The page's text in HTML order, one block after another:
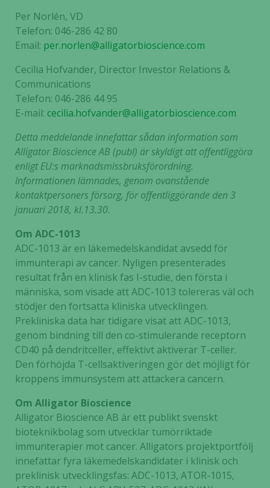
Per Norlén, VD
Telefon: 046-286 42 80
Email: per.norlen@alligatorbioscience.com
Cecilia Hofvander, Director Investor Relations &
Communications
Telefon: 046-286 44 95
E-mail: cecilia.hofvander@alligatorbioscience.com
Detta meddelande innefattar sådan information som
Alligator Bioscience AB (publ) är skyldigt att offentliggöra
enligt EU:s marknadsmissbruksförordning.
Informationen lämnades, genom ovanstående
kontaktpersoners försorg, för offentliggörande den 3
januari 2018, kl.13.30.
Om ADC-1013
ADC-1013 är en läkemedelskandidat avsedd för
immunterapi av cancer. Nyligen presenterades
resultat från en klinisk fas I-studie, den första i
människa, som visade attADC-1013 tolereras väl och
stödjer den fortsatta kliniska utvecklingen.
Prekliniska data har tidigare visat att ADC-1013,
genom bindning till den co-stimulerande receptorn
CD40 på dendritceller, effektivt aktiverar T-celler.
Den förhöjda T-cellsaktiveringen gör det möjligt för
kroppens immunsystem att attackera cancern.
Om Alligator Bioscience
Alligator Bioscience AB är ett publikt svenskt
bioteknikbolag som utvecklar tumörriktade
immunterapier mot cancer. Alligators projektportfölj
innefattar fyra läkemedelskandidater i klinisk och
preklinisk utvecklingsfas: ADC-1013, ATOR-1015,
går inte att
välja bort. De
behövs för
att hemsidan
över huvud
taget ska